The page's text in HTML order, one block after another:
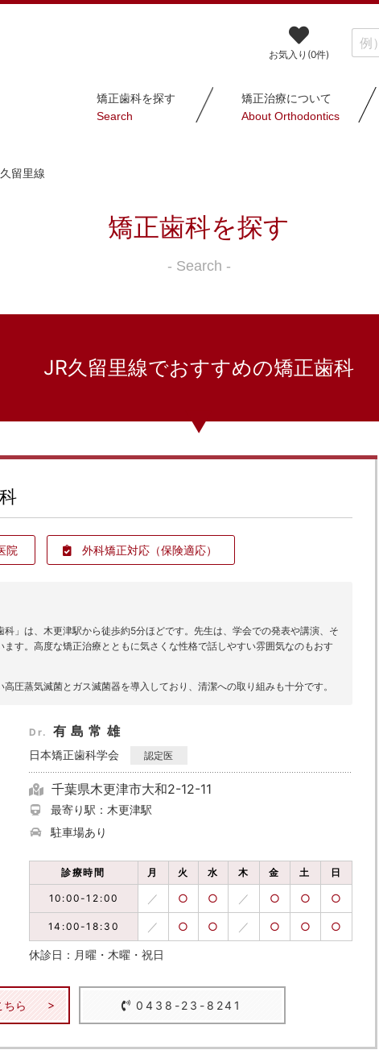
お気入り(0件)
矯正歯科を探す
Search
矯正治療について
About Orthodontics
留里線
矯正歯科を探す
- Search -
JR久留里線でおすすめの矯正歯科
院 外科矯正対応 （保険適応）
」は、木更津駅から徒歩約5分ほどです。先生は、学会での発表や講演、そ
す。高度な矯正治療とともに気さくな性格で話しやすい雰囲気なのもおす
圧蒸気滅菌とガス滅菌器を導入しており、清潔への取り組みも十分です。
Dr. 有島常雄
日本矯正歯科学会 認定医
千葉県木更津市大和2-12-11
最寄り駅：木更津駅
駐車場あり
診療時間 月 火 水 木 金 土 日
10:00-12:00 ／ ○ ○ ／ ○ ○ ○
14:00-18:30 ／ ○ ○ ／ ○ ○ ○
休診日：月曜・木曜・祝日
ちら 0438-23-8241